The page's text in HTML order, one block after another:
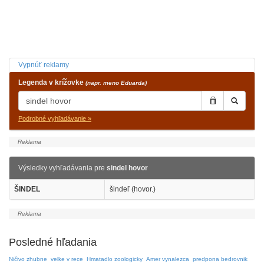
Vypnúť reklamy
Legenda v krížovke (napr. meno Eduarda)
Podrobné vyhľadávanie »
Výsledky vyhľadávania pre sindel hovor
ŠINDEL šindeľ (hovor.)
Posledné hľadania
Ničivo zhubne velke v rece Hmatadlo zoologicky Amer vynalezca predpona bedrovnik